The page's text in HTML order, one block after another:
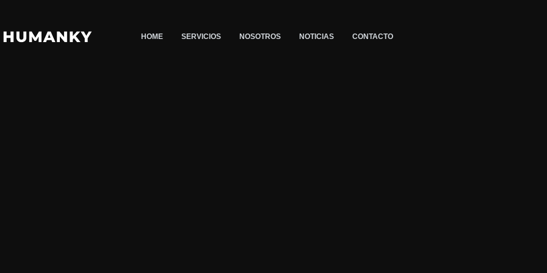
contenido
HOME SERVICIOS NOSOTROS NOTICIAS CONTACTO